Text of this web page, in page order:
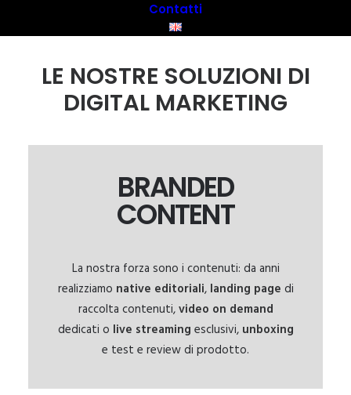
Contatti
LE NOSTRE SOLUZIONI DI
DIGITAL MARKETING
BRANDED
CONTENT
La nostra forza sono i contenuti: da anni
realizziamo native editoriali, landing page di
raccolta contenuti,video on demand
dedicati o live streaming esclusivi, unboxing
e test e review di prodotto.